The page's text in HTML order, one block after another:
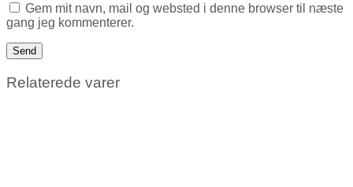
Gem mit navn, mail og websted i denne browser til næste
gang jeg kommenterer.
Relaterede varer